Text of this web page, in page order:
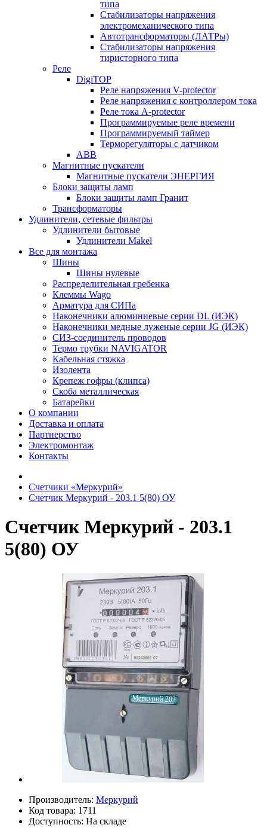
типа
Стабилизаторы напряжения
электромеханического типа
Автотрансформаторы (ЛАТРы)
Стабилизаторы напряжения
тиристорного типа
Реле
DigiTOP
Реле напряжения V-protector
Реле напряжения с контроллером тока
Реле тока A-protector
Программируемые реле времени
Программируемый таймер
Терморегуляторы с датчиком
ABB
Магнитные пускатели
Магнитные пускатели ЭНЕРГИЯ
Блоки защиты ламп
Блоки защиты ламп Гранит
Трансформаторы
Удлинители, сетевые фильтры
Удлинители бытовые
Удлинители Makel
Все для монтажа
Шины
Шины нулевые
Распределительная гребенка
Клеммы Wago
Арматура для СИПа
Наконечники алюминиевые серии DL (ИЭК)
Наконечники медные луженые серии JG (ИЭК)
СИЗ-соединитель проводов
Термо трубки NAVIGATOR
Кабельная стяжка
Изолента
Крепеж гофры (клипса)
Скоба металлическая
Батарейки
О компании
Доставка и оплата
Партнерство
Электромонтаж
Контакты
Счетчики «Меркурий»
Счетчик Меркурий - 203.1 5(80) ОУ
Счетчик Меркурий - 203.1
5(80) ОУ
Производитель: Меркурий
Код товара: 1711
Доступность: На складе